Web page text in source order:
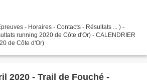
- Horaires - Contacts - Résultats ... ) -
running 2020 de Côte d'Or) - CALENDRIER
de Côte d'Or)
2020 - Trail de Fouché -